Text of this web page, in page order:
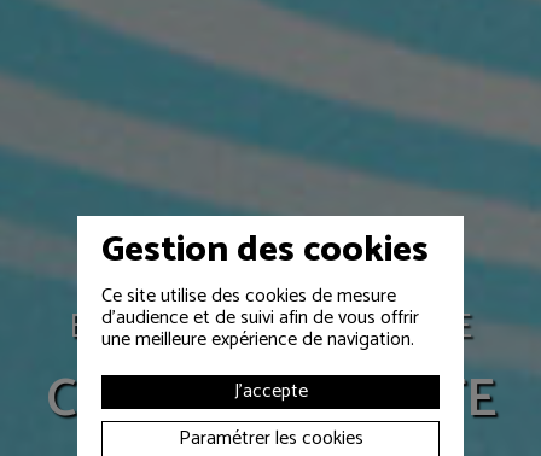
EVÉNEMENTS D'ENTREPRISE
Colloque LA POSTE
Gestion des cookies
Ce site utilise des cookies de mesure
d'audience et de suivi afin de vous offrir
une meilleure expérience de navigation.
J'accepte
Paramétrer les cookies